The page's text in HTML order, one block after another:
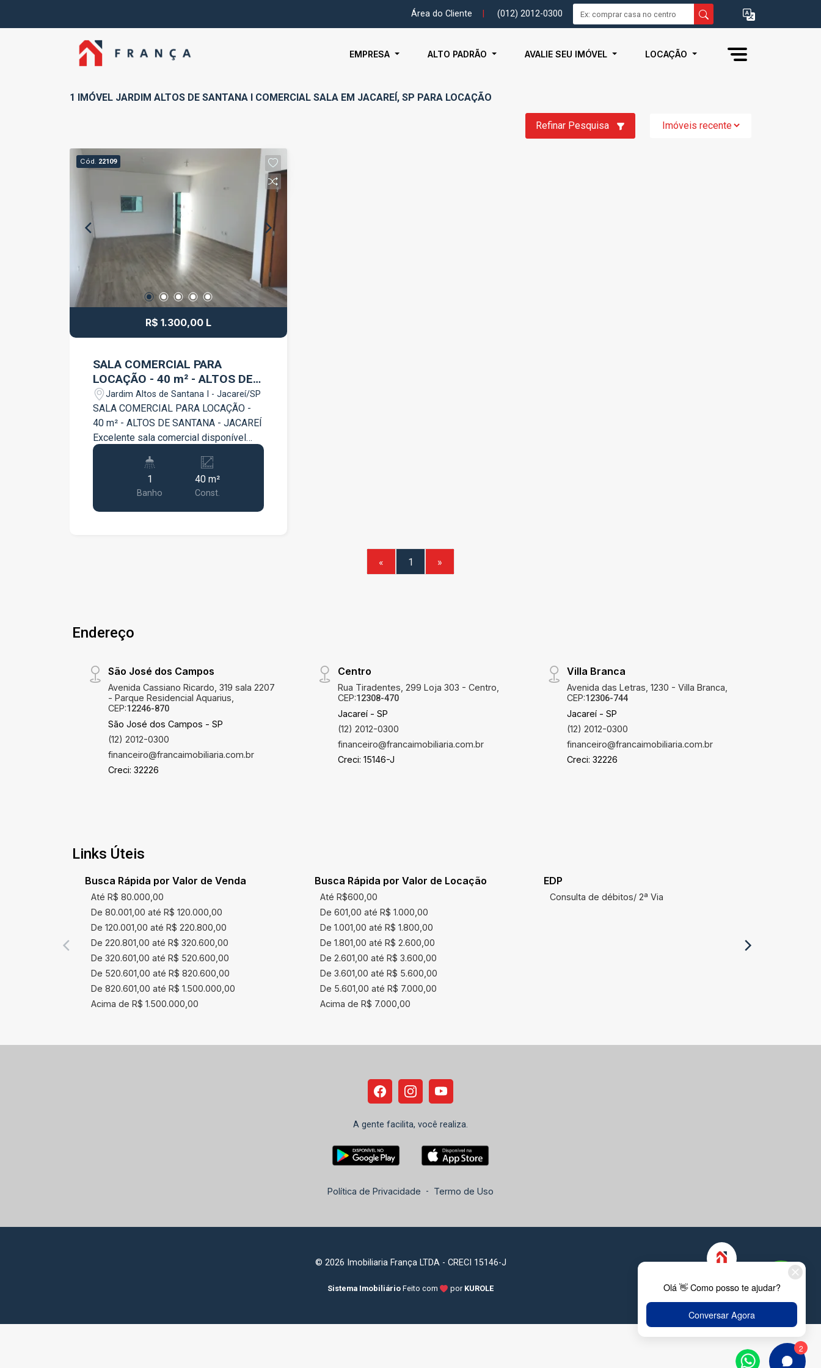
Área do Cliente (012) 2012-0300
EMPRESA ALTO PADRÃO AVALIE SEU IMÓVEL LOCAÇÃO
1 IMÓVEL JARDIM ALTOS DE SANTANA I COMERCIAL SALA EM JACAREÍ, SP PARA LOCAÇÃO
Refinar Pesquisa
Cód. 22109
R$ 1.300,00 L
SALA COMERCIAL PARA
LOCAÇÃO - 40 m² - ALTOS DE
SANTANA - JACAREÍ
Jardim Altos de Santana I - Jacareí/SP
SALA COMERCIAL PARA LOCAÇÃO -
40 m² - ALTOS DE SANTANA - JACAREÍ
Excelente sala comercial disponível
para locação na Avenida Elmira Martins
Moreira, em uma localização
estratégica no bairro Altos de Santana,
em Jacareí. O espaço possui 40 m² de
área, oferecendo um ambiente amplo,
profissionais liberais e empresas de
prestação de serviços que buscam um
atividades. Proporcione mais conforto
e profissionalismo aos seus clientes.
Agende sua visita e conheça esta
1
Banho
40 m²
Const.
« 1 »
Endereço
São José dos Campos
Avenida Cassiano Ricardo, 319 sala 2207
- Parque Residencial Aquarius,
CEP:12246-870
São José dos Campos - SP
(12) 2012-0300
financeiro@francaimobiliaria.com.br
Creci: 32226
Centro
Rua Tiradentes, 299 Loja 303 - Centro,
CEP:12308-470
Jacareí - SP
(12) 2012-0300
financeiro@francaimobiliaria.com.br
Creci: 15146-J
Villa Branca
Avenida das Letras, 1230 - Villa Branca,
CEP:12306-744
Jacareí - SP
(12) 2012-0300
financeiro@francaimobiliaria.com.br
Creci: 32226
Links Úteis
Busca Rápida por Valor de Venda
Até R$ 80.000,00
De 80.001,00 até R$ 120.000,00
De 120.001,00 até R$ 220.800,00
De 220.801,00 até R$ 320.600,00
De 320.601,00 até R$ 520.600,00
De 520.601,00 até R$ 820.600,00
De 820.601,00 até R$ 1.500.000,00
Acima de R$ 1.500.000,00
Busca Rápida por Valor de Locação
Até R$600,00
De 601,00 até R$ 1.000,00
De 1.001,00 até R$ 1.800,00
De 1.801,00 até R$ 2.600,00
De 2.601,00 até R$ 3.600,00
De 3.601,00 até R$ 5.600,00
De 5.601,00 até R$ 7.000,00
Acima de R$ 7.000,00
EDP
Consulta de débitos/ 2ª Via
A gente facilita, você realiza.
Política de Privacidade - Termo de Uso
© 2026 Imobiliaria França LTDA - CRECI 15146-J
Sistema Imobiliário Feito com por KUROLE